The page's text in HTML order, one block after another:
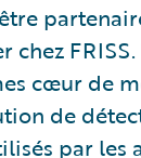
chez
cœur de
de
par les